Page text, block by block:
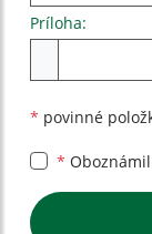
Príloha:
* povinné
*
Google